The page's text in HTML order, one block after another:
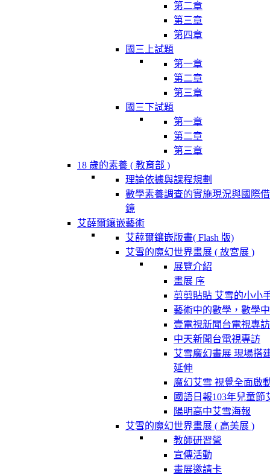
第二章
第三章
第四章
國三上試題
第一章
第二章
第三章
國三下試題
第一章
第二章
第三章
18 歲的素養 ( 教育部 )
理論依據與課程規劃
數學素養調查的實施現況與國際借
鏡
艾薛爾鑲嵌藝術
艾薛爾鑲嵌版畫( Flash 版)
艾雪的魔幻世界畫展 ( 故宮展 )
展覽介紹
畫展 序
剪剪貼貼 艾雪的小小
藝術中的數學，數學
壹電視新聞台電視專訪
中天新聞台電視專訪
艾雪魔幻畫展 現場搭
延伸
魔幻艾雪 視覺全面啟
國語日報103年兒童節
陽明高中艾雪海報
艾雪的魔幻世界畫展 ( 高美展 )
教師研習營
宣傳活動
畫展邀請卡